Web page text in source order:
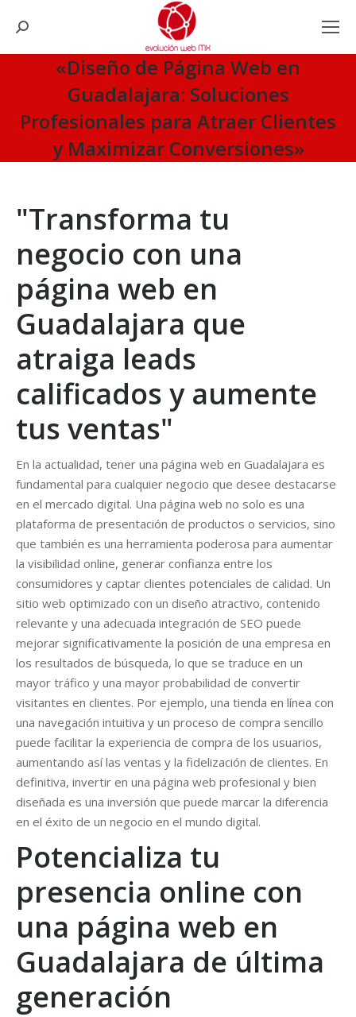
Search:
«Diseño de Página Web en
Guadalajara: Soluciones
Profesionales para Atraer Clientes
y Maximizar Conversiones»
"Transforma tu
negocio con una
página web en
Guadalajara que
atraiga leads
calificados y aumente
tus ventas"
En la actualidad, tener una página web en Guadalajara es
fundamental para cualquier negocio que desee destacarse
en el mercado digital. Una página web no solo es una
plataforma de presentación de productos o servicios, sino
que también es una herramienta poderosa para aumentar
la visibilidad online, generar confianza entre los
consumidores y captar clientes potenciales de calidad. Un
sitio web optimizado con un diseño atractivo, contenido
relevante y una adecuada integración de SEO puede
mejorar significativamente la posición de una empresa en
los resultados de búsqueda, lo que se traduce en un
mayor tráfico y una mayor probabilidad de convertir
visitantes en clientes. Por ejemplo, una tienda en línea con
una navegación intuitiva y un proceso de compra sencillo
puede facilitar la experiencia de compra de los usuarios,
aumentando así las ventas y la fidelización de clientes. En
definitiva, invertir en una página web profesional y bien
diseñada es una inversión que puede marcar la diferencia
en el éxito de un negocio en el mundo digital.
Potencializa tu
presencia online con
una página web en
Guadalajara de última
generación